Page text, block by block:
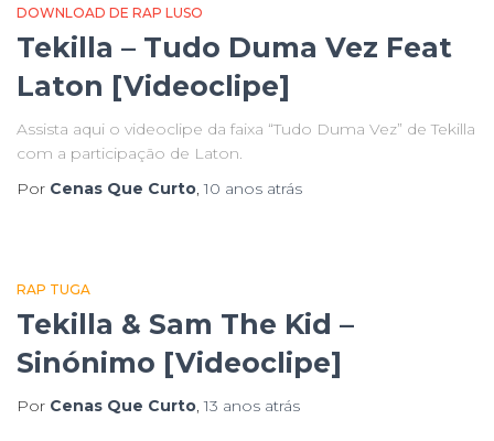
DOWNLOAD DE RAP LUSO
Tekilla – Tudo Duma Vez Feat
Laton [Videoclipe]
Assista aqui o videoclipe da faixa “Tudo Duma Vez” de Tekilla
com a participação de Laton.
Por Cenas Que Curto,10 anos atrás
RAP TUGA
Tekilla & Sam The Kid –
Sinónimo [Videoclipe]
Por Cenas Que Curto,13 anos atrás